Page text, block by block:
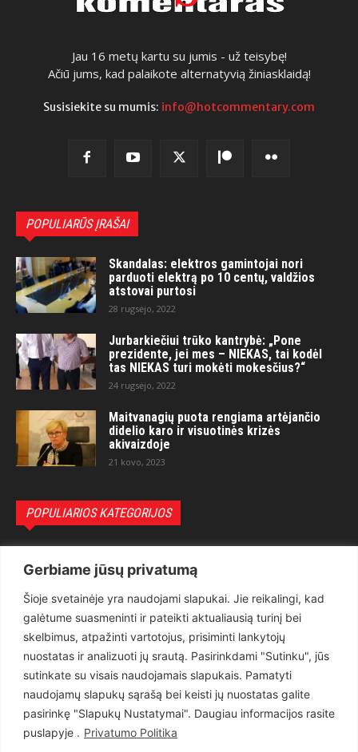
Gerbiame jūsų privatumą
Šioje svetainėje yra naudojami slapukai. Jie reikalingi, kad
galėtume suasmeninti ir pateikti aktualiausią turinį bei
skelbimus, atpažinti vartotojus, prisiminti lankytojų
nuostatas ir analizuoti jų srautą. Pasirinkdami "Sutinku", jūs
sutinkate su visais naudojamais slapukais. Pamatyti
naudojamų slapukų sąrašą bei keisti jų nuostatas galite
pasirinkę "Slapukų Nustatymai". Daugiau informacijos rasite
puslapyje . Privatumo Politika
Jau 16 metų kartu su jumis - už teisybę!
Ačiū jums, kad palaikote alternatyvią žiniasklaidą!
Susisiekite su mumis: info@hotcommentary.com
POPULIARŪS ĮRAŠAI
Skandalas: elektros gamintojai nori
parduoti elektrą po 10 centų, valdžios
atstovai purtosi
28 rugsėjo, 2022
Jurbarkiečiui trūko kantrybė: „Pone
prezidente, jei mes – NIEKAS, tai kodėl
tas NIEKAS turi mokėti mokesčius?“
24 rugsėjo, 2022
Maitvanagių puota rengiama artėjančio
didelio karo ir visuotinės krizės
akivaizdoje
21 kovo, 2023
POPULIARIOS KATEGORIJOS
Teisėsauga
1497
Aktualu
Lietuva
619
Pasaulis
Статьи на русском
Articles in english